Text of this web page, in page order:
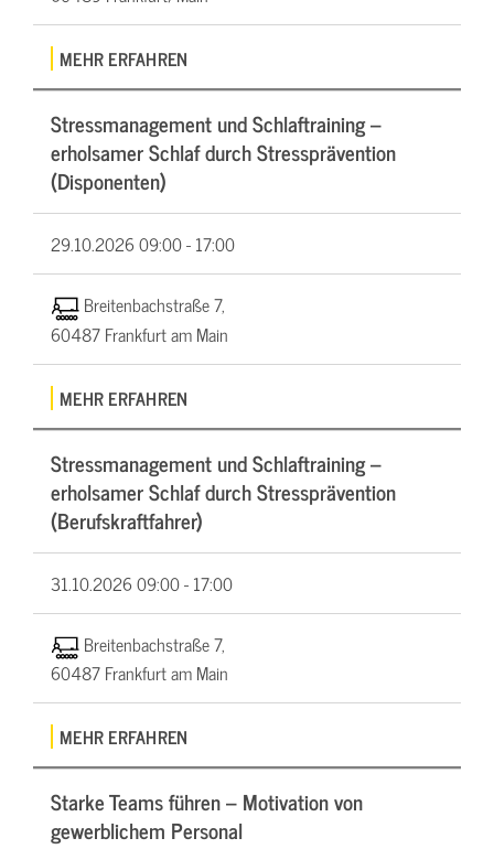
MEHR ERFAHREN
Stressmanagement und Schlaftraining –
erholsamer Schlaf durch Stressprävention
(Disponenten)
29.10.202609:00 - 17:00
Breitenbachstraße 7,
60487 Frankfurt am Main
MEHR ERFAHREN
Stressmanagement und Schlaftraining –
erholsamer Schlaf durch Stressprävention
(Berufskraftfahrer)
31.10.202609:00 - 17:00
Breitenbachstraße 7,
60487 Frankfurt am Main
MEHR ERFAHREN
Starke Teams führen – Motivation von
gewerblichem Personal